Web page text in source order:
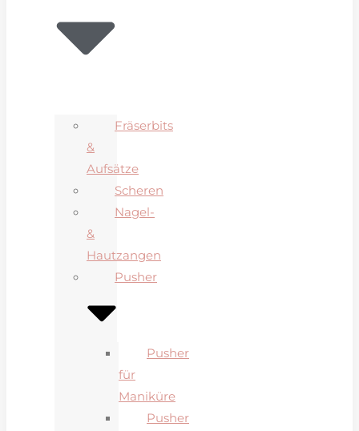
Fräserbits
&
Aufsätze
Scheren
Nagel-
&
Hautzangen
Pusher
Pusher
für
Maniküre
Pusher